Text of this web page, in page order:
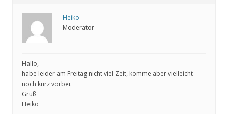
Heiko
Moderator
Hallo,
habe leider am Freitag nicht viel Zeit, komme aber vielleicht
noch kurz vorbei.
Gruß
Heiko